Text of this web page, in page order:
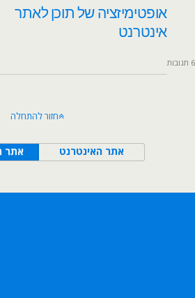
אופטימיזציה של תוכן לאתר
אינטרנט
6 תגובות
חזור להתחלה
אתר אתר האינטרנט